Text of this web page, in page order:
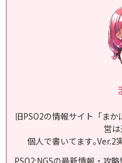
旧PSO2の情報サイト「ま
営
個人で書いてます｡Ver.2